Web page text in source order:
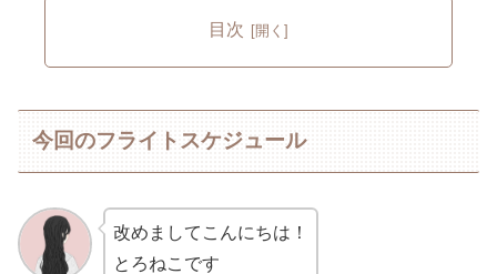
目次
今回のフライトスケジュール
改めましてこんにちは！
とろねこです